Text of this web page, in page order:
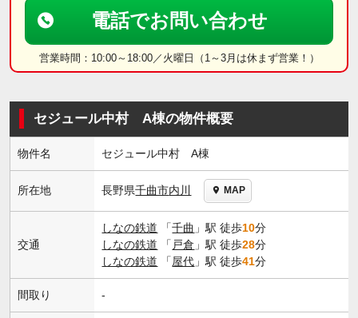
電話でお問い合わせ
営業時間：10:00～18:00／火曜日（1～3月は休まず営業！）
セジュール中村 A棟の物件概要
物件名 セジュール中村 A棟
所在地 長野県千曲市内川 MAP
交通
しなの鉄道 「千曲 」駅 徒歩10分
しなの鉄道 「 戸倉 」駅 徒歩28分
しなの鉄道 「屋代 」駅 徒歩41分
間取り -